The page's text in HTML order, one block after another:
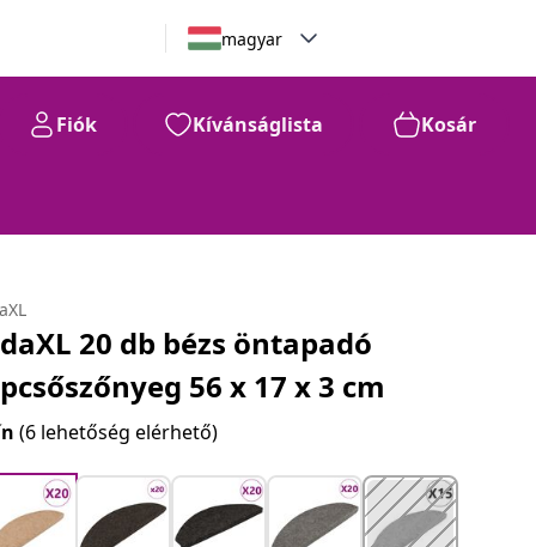
magyar
Fiók Kívánságlista Kosár
20 db bézs öntapadó
56 x 17 x 3 cm
(6 lehetőség elérhető)